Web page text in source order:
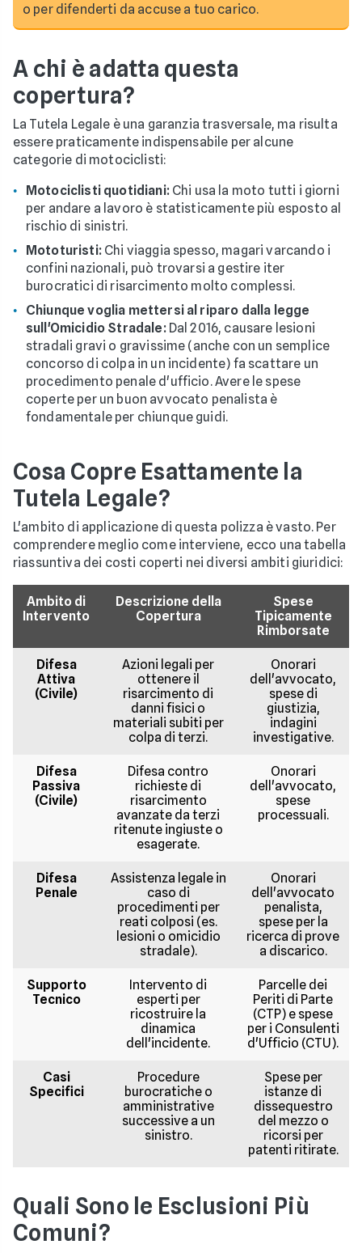
o per difenderti da accuse a tuo carico.
A chi è adatta questa
copertura?
La Tutela Legale è una garanzia trasversale, ma risulta
essere praticamente indispensabile per alcune
categorie di motociclisti:
Motociclisti quotidiani:Chi usa la moto tutti i giorni
per andare a lavoro è statisticamente più esposto al
rischio di sinistri.
Mototuristi:Chi viaggia spesso, magari varcando i
confini nazionali, può trovarsi a gestire iter
burocratici di risarcimento molto complessi.
Chiunque voglia mettersi al riparo dalla legge
sull'Omicidio Stradale:Dal 2016, causare lesioni
stradali gravi o gravissime (anche con un semplice
concorso di colpa in un incidente) fa scattare un
procedimento penale d'ufficio. Avere le spese
coperte per un buon avvocato penalista è
fondamentale per chiunque guidi.
Cosa Copre Esattamente la
Tutela Legale?
L'ambito di applicazione di questa polizza è vasto. Per
comprendere meglio come interviene, ecco una tabella
riassuntiva dei costi coperti nei diversi ambiti giuridici:
Ambito di
Intervento
Descrizione della
Copertura
Spese
Tipicamente
Rimborsate
Difesa
Attiva
(Civile)
Azioni legali per
ottenere il
risarcimento di
danni fisici o
materiali subiti per
colpa di terzi.
Onorari
dell'avvocato,
spese di
giustizia,
indagini
investigative.
Difesa
Passiva
(Civile)
Difesa contro
richieste di
risarcimento
avanzate da terzi
ritenute ingiuste o
esagerate.
Onorari
dell'avvocato,
spese
processuali.
Difesa
Penale
Assistenza legale in
caso di
procedimenti per
reati colposi (es.
lesioni o omicidio
stradale).
Onorari
dell'avvocato
penalista,
spese per la
ricerca di prove
a discarico.
Supporto
Tecnico
Intervento di
esperti per
ricostruire la
dinamica
dell'incidente.
Parcelle dei
Periti di Parte
(CTP) e spese
per i Consulenti
d'Ufficio (CTU).
Casi
Specifici
Procedure
burocratiche o
amministrative
successive a un
sinistro.
Spese per
istanze di
dissequestro
del mezzo o
ricorsi per
patenti ritirate.
Quali Sono le Esclusioni Più
Comuni?